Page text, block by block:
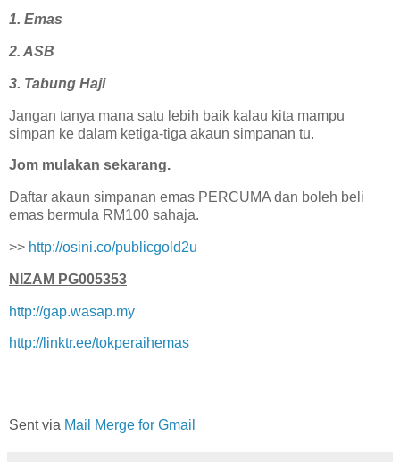
1. Emas
2. ASB
3. Tabung Haji
Jangan tanya mana satu lebih baik kalau kita mampu
simpan ke dalam ketiga-tiga akaun simpanan tu.
Jom mulakan sekarang.
Daftar akaun simpanan emas PERCUMA dan boleh beli
emas bermula RM100 sahaja.
>> http://osini.co/publicgold2u
NIZAM PG005353
http://gap.wasap.my
http://linktr.ee/tokperaihemas
Sent via Mail Merge for Gmail